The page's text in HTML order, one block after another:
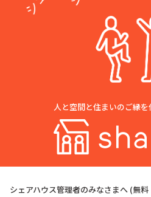
人と空間と住まいのご縁を
シェアハウス管理者のみなさまへ (無料